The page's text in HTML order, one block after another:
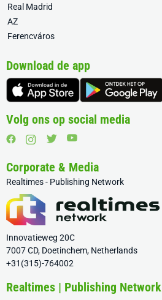
Real Madrid
AZ
Ferencváros
Download de app
Volg ons op social media
Corporate & Media
Realtimes - Publishing Network
Innovatieweg 20C
7007 CD, Doetinchem, Netherlands
+31(315)-764002
Realtimes | Publishing Network